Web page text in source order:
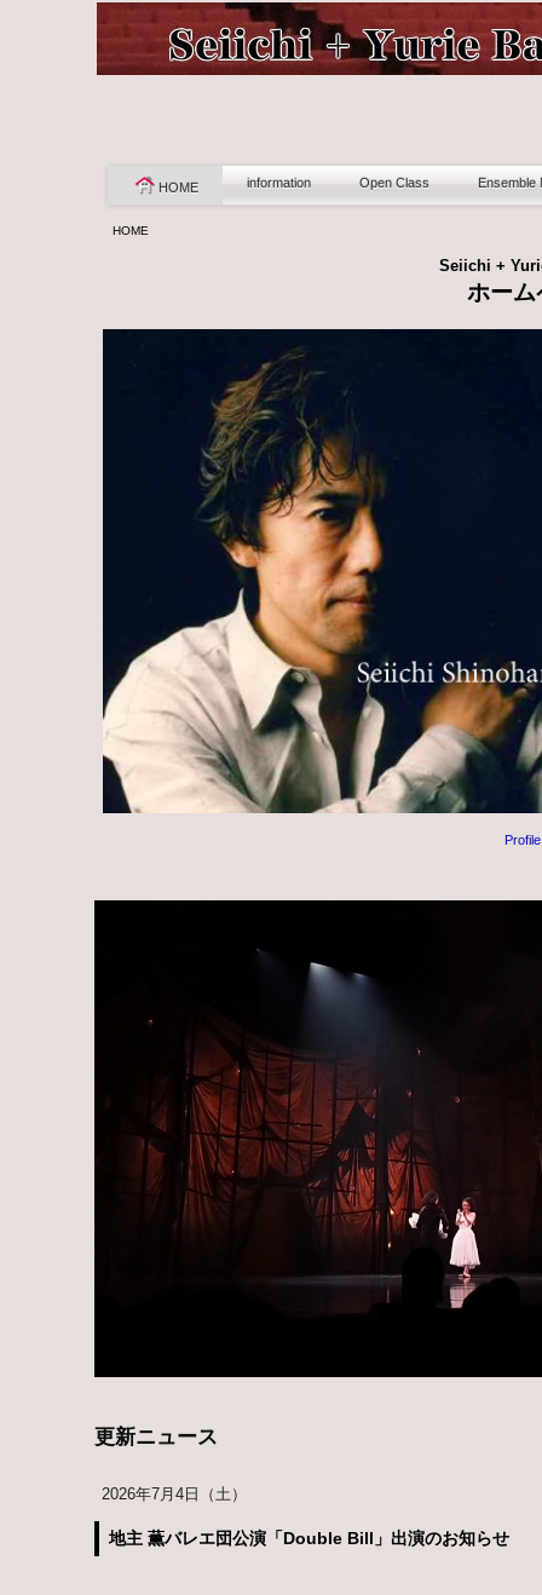
HOME information Open Class Ensemble
HOME
Seiichi +
ホーム
更新ニュース
2026年7月4日（土）
地主 薫バレエ団公演「Double Bill」出演のお知らせ